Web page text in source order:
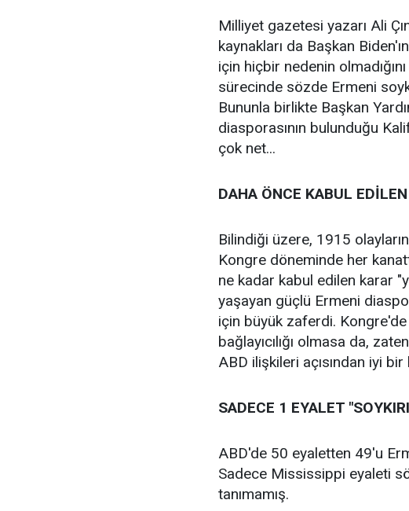
Milliyet gazetesi yazarı Ali
kaynakları da Başkan
için hiçbir nedenin
sürecinde sözde Ermeni
Bununla birlikte Başkan
diasporasının bulunduğu
çok net...
DAHA ÖNCE KABUL
Bilindiği üzere, 1915
Kongre döneminde her
ne kadar kabul edilen karar
yaşayan güçlü Ermeni
için büyük zaferdi. Kongre'de
bağlayıcılığı olmasa da,
ABD ilişkileri açısından iyi
SADECE 1 EYALET
ABD'de 50 eyaletten 49'u
Sadece Mississippi eyaleti
tanımamış.